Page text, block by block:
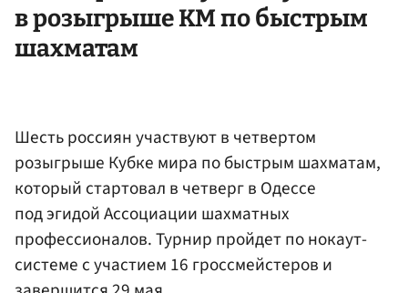
в розыгрыше КМ по быстрым
шахматам
Шесть россиян участвуют в четвертом
розыгрыше Кубке мира по быстрым шахматам,
который стартовал в четверг в Одессе
под эгидой Ассоциации шахматных
профессионалов. Турнир пройдет по нокаут-
системе с участием 16 гроссмейстеров и